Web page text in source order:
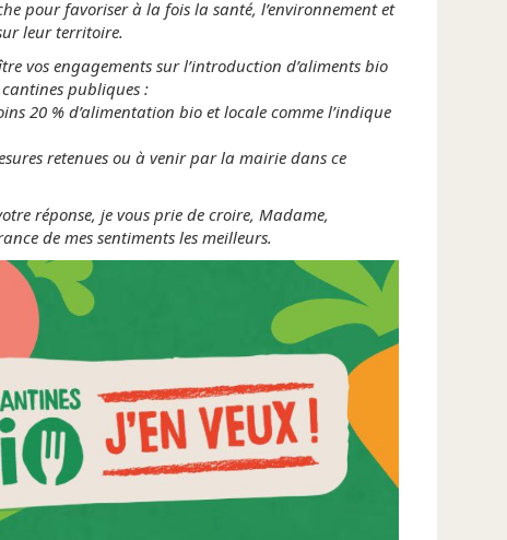
pour favoriser à la fois la santé, l’environnement et
leur territoire.
vos engagements sur l’introduction d’aliments bio
publiques :
20 % d’alimentation bio et locale comme l’indique
retenues ou à venir par la mairie dans ce
réponse, je vous prie de croire, Madame,
de mes sentiments les meilleurs.